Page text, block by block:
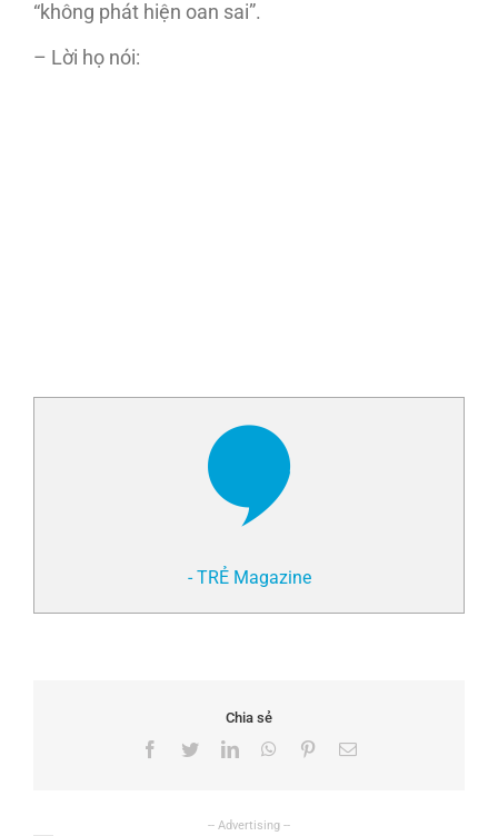
“không phát hiện oan sai”.
– Lời họ nói:
- TRẺ Magazine
Chia sẻ
Facebook
TwitterLinkedInWhatsApp
PinterestEmail